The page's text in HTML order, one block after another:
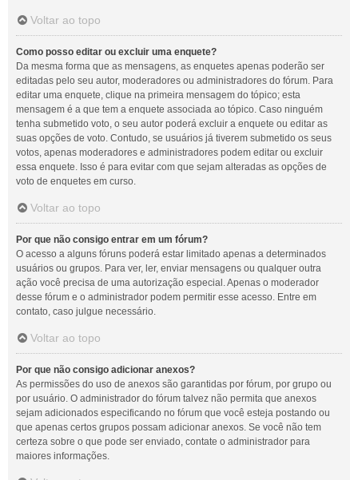
Voltar ao topo
Como posso editar ou excluir uma enquete?
Da mesma forma que as mensagens, as enquetes apenas poderão ser
editadas pelo seu autor, moderadores ou administradores do fórum. Para
editar uma enquete, clique na primeira mensagem do tópico; esta
mensagem é a que tem a enquete associada ao tópico. Caso ninguém
tenha submetido voto, o seu autor poderá excluir a enquete ou editar as
suas opções de voto. Contudo, se usuários já tiverem submetido os seus
votos, apenas moderadores e administradores podem editar ou excluir
essa enquete. Isso é para evitar com que sejam alteradas as opções de
voto de enquetes em curso.
Voltar ao topo
Por que não consigo entrar em um fórum?
O acesso a alguns fóruns poderá estar limitado apenas a determinados
usuários ou grupos. Para ver, ler, enviar mensagens ou qualquer outra
ação você precisa de uma autorização especial. Apenas o moderador
desse fórum e o administrador podem permitir esse acesso. Entre em
contato, caso julgue necessário.
Voltar ao topo
Por que não consigo adicionar anexos?
As permissões do uso de anexos são garantidas por fórum, por grupo ou
por usuário. O administrador do fórum talvez não permita que anexos
sejam adicionados especificando no fórum que você esteja postando ou
que apenas certos grupos possam adicionar anexos. Se você não tem
certeza sobre o que pode ser enviado, contate o administrador para
maiores informações.